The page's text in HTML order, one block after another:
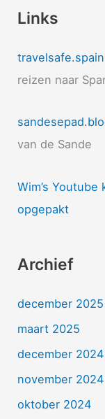
Links
reizen naar
van de Sande
Wim’s
opgepakt
Archief
december 2025
maart 2025
december 2024
november 2024
oktober 2024